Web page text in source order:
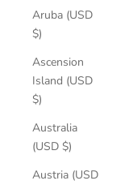
Aruba (USD
$)
Ascension
Island (USD
$)
Australia
(USD $)
Austria (USD